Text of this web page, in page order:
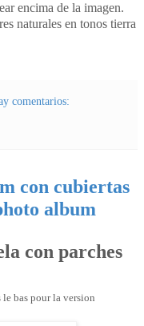
encima de la imagen.
naturales en tonos tierra
comentarios:
con cubiertas
album
con parches
bas pour la version